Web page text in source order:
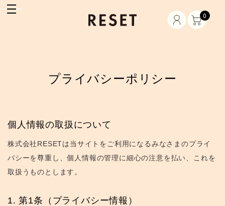
0
プライバシーポリシー
個人情報の取扱について
株式会社RESETは当サイトをご利用になるみなさまのプライ
バシーを尊重し、個人情報の管理に細心の注意を払い、これを
取扱うものとします。
第1条（プライバシー情報）